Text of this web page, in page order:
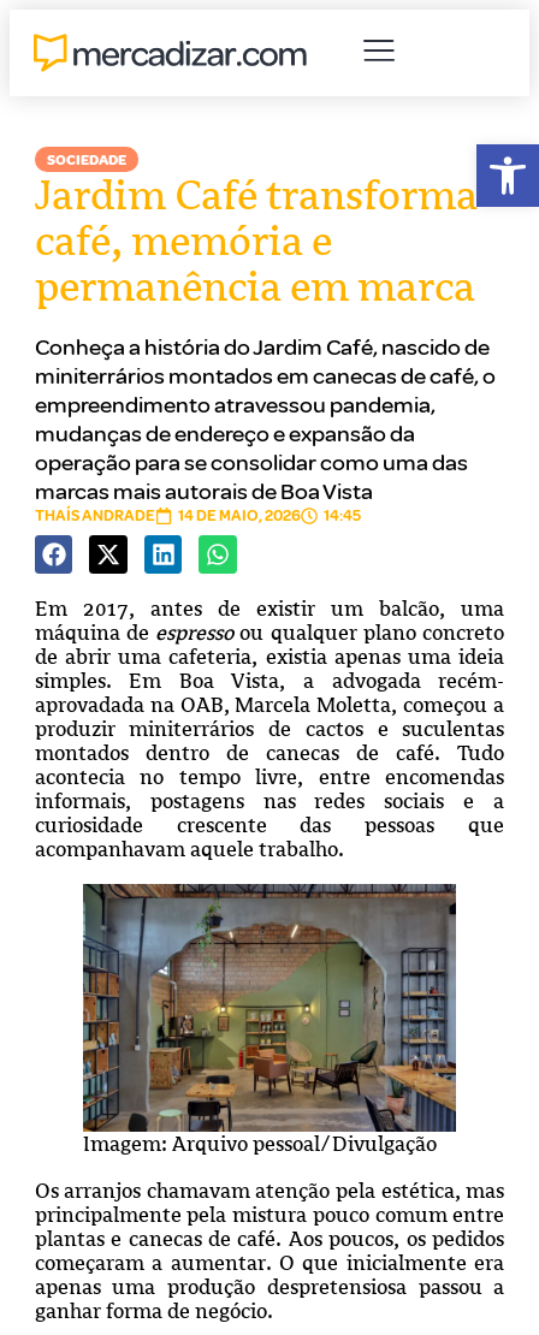
SOCIEDADE
Jardim Café transforma
café, memória e
permanência em marca
Conheça a história do Jardim Café, nascido de
miniterrários montados em canecas de café, o
empreendimento atravessou pandemia,
mudanças de endereço e expansão da
operação para se consolidar como uma das
marcas mais autorais de Boa Vista
THAÍS ANDRADE 14 DE MAIO, 2026 14:45
Em 2017, antes de existir um balcão, uma
máquina de espressoou qualquer plano concreto
de abrir uma cafeteria, existia apenas uma ideia
simples. Em Boa Vista, a advogada recém-
aprovadada na OAB, Marcela Moletta, começou a
produzir miniterrários de cactos e suculentas
montados dentro de canecas de café. Tudo
acontecia no tempo livre, entre encomendas
informais, postagens nas redes sociais e a
curiosidade crescente das pessoas que
acompanhavam aquele trabalho.
Imagem: Arquivo pessoal/Divulgação
Os arranjos chamavam atenção pela estética, mas
principalmente pela mistura pouco comum entre
plantas e canecas de café. Aos poucos, os pedidos
começaram a aumentar. O que inicialmente era
apenas uma produção despretensiosa passou a
ganhar forma de negócio.